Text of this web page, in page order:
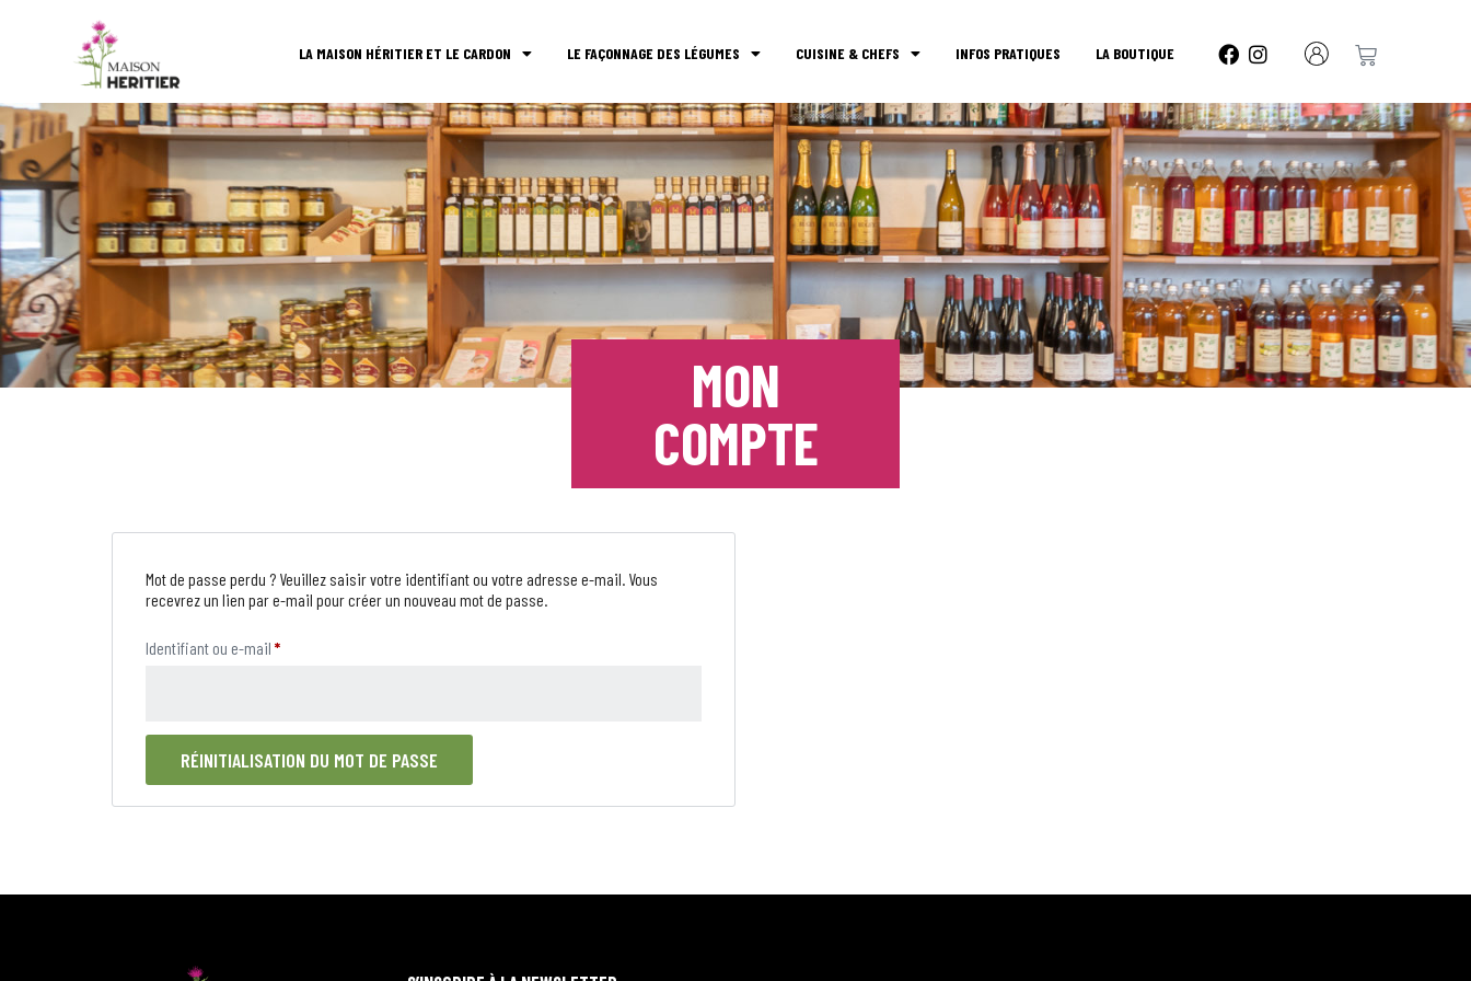
LA MAISON HÉRITIER ET LE CARDON LE FAÇONNAGE DES LÉGUMES CUISINE & CHEFS INFOS PRATIQUES LA BOUTIQUE
MON
COMPTE
Mot de passe perdu ? Veuillez saisir votre identifiant ou votre adresse e-mail. Vous
recevrez un lien par e-mail pour créer un nouveau mot de passe.
Identifiant ou e-mail *
RÉINITIALISATION DU MOT DE PASSE